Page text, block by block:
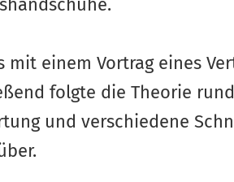
mit einem Vortrag eines
folgte die Theorie
und verschiedene